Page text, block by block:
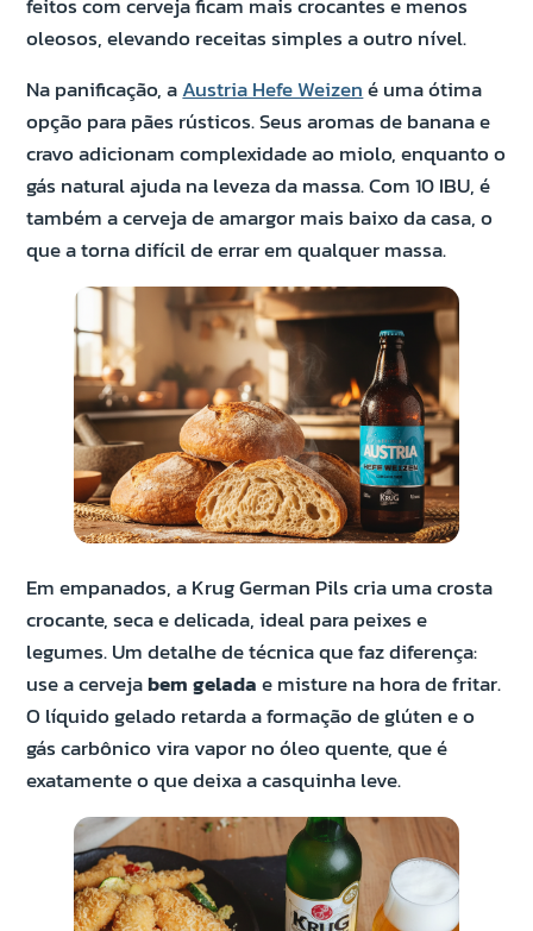
feitos com cerveja ficam mais crocantes e menos
oleosos, elevando receitas simples a outro nível.
Na panificação, aAustria Hefe Weizené uma ótima
opção para pães rústicos. Seus aromas de banana e
cravo adicionam complexidade ao miolo, enquanto o
gás natural ajuda na leveza da massa. Com 10 IBU, é
também a cerveja de amargor mais baixo da casa, o
que a torna difícil de errar em qualquer massa.
Em empanados, a Krug German Pils cria uma crosta
crocante, seca e delicada, ideal para peixes e
legumes. Um detalhe de técnica que faz diferença:
use a cervejabem gelada e misture na hora de fritar.
O líquido gelado retarda a formação de glúten e o
gás carbônico vira vapor no óleo quente, que é
exatamente o que deixa a casquinha leve.